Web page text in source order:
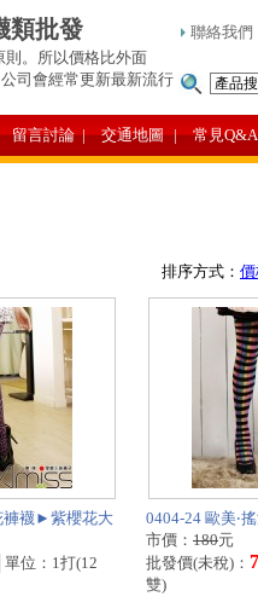
類批發
。所以價格比外面
司會經常更新最新流行
聯絡我們
言討論 | 交通地圖 | 常見Q&A
排序方式：
褲襪►紫櫻花大
單位：1打(12
0404-24 歐美‧
市價： 180元
批發價(未稅)：
雙)